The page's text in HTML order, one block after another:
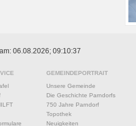
06.08.2026; 09:10:37
GEMEINDEPORTRAIT
Unsere Gemeinde
Die Geschichte Parndorfs
750 Jahre Parndorf
Topothek
Neuigkeiten